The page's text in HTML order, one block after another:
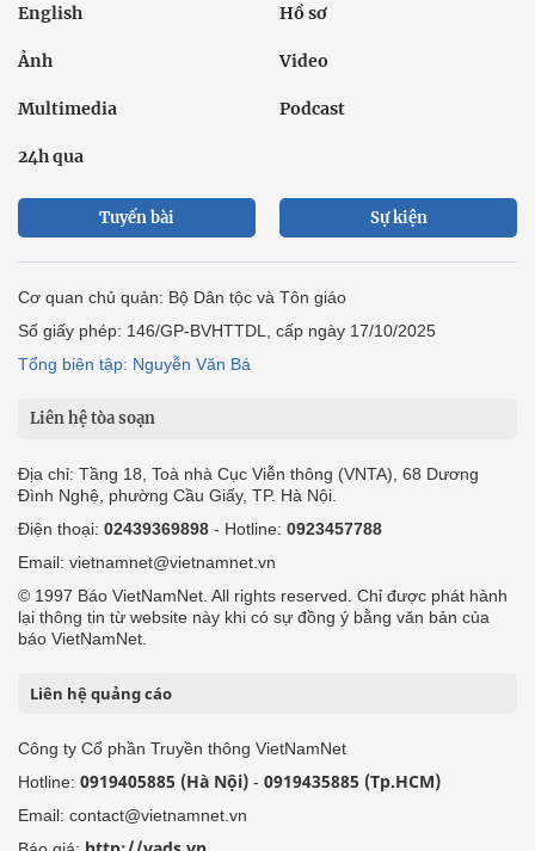
English Hồ sơ
Ảnh Video
Multimedia Podcast
24h qua
Tuyến bài Sự kiện
Cơ quan chủ quản: Bộ Dân tộc và Tôn giáo
Số giấy phép: 146/GP-BVHTTDL, cấp ngày 17/10/2025
Tổng biên tập: Nguyễn Văn Bá
Liên hệ tòa soạn
Địa chỉ: Tầng 18, Toà nhà Cục Viễn thông (VNTA), 68 Dương
Đình Nghệ, phường Cầu Giấy, TP. Hà Nội.
Điện thoại: 02439369898 - Hotline: 0923457788
Email: vietnamnet@vietnamnet.vn
© 1997 Báo VietNamNet. All rights reserved. Chỉ được phát hành
lại thông tin từ website này khi có sự đồng ý bằng văn bản của
báo VietNamNet.
Liên hệ quảng cáo
Công ty Cổ phần Truyền thông VietNamNet
Hotline: 0919405885 (Hà Nội) - 0919435885 (Tp.HCM)
Email: contact@vietnamnet.vn